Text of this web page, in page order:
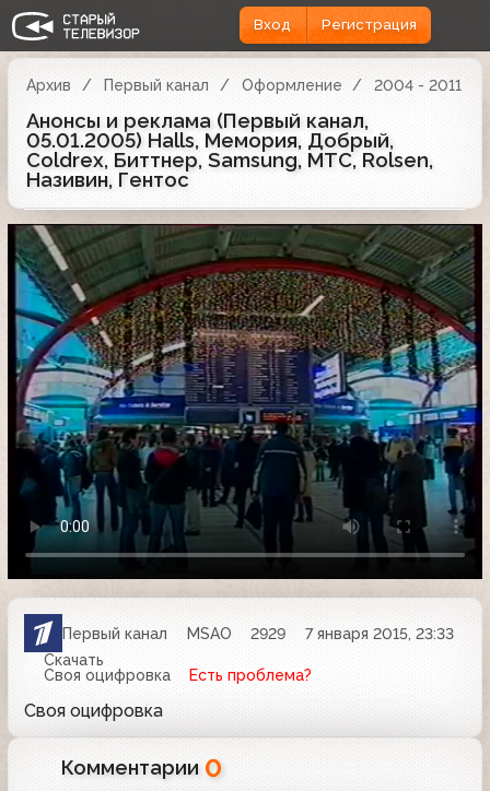
Вход Регистрация
Архив Первый канал Оформление 2004 - 2011
Анонсы и реклама (Первый канал,
05.01.2005) Halls, Мемория, Добрый,
Coldrex, Биттнер, Samsung, МТС, Rolsen,
Називин, Гентос
Первый канал MSAO 2929
7 января 2015, 23:33
Скачать
Своя оцифровка
Есть проблема?
Своя оцифровка
Комментарии 0